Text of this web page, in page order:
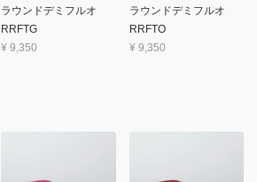
ラウンドデミフルオ
RRFTG
¥ 9,350
ラウンドデミフルオ
RRFTO
¥ 9,350